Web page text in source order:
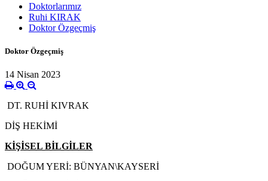
Doktorlarımız
Ruhi KIRAK
Doktor Özgeçmiş
Doktor Özgeçmiş
14 Nisan 2023
DT. RUHİ KIVRAK
DİŞ HEKİMİ
KİŞİSEL BİLGİLER
DOĞUM YERİ: BÜNYAN\KAYSERİ